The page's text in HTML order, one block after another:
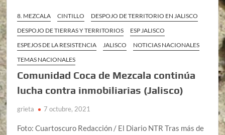
8. MEZCALA CINTILLO
DESPOJO DE TERRITORIO EN JALISCO
DESPOJO DE TIERRAS Y TERRITORIOS
ESP JALISCO
ESPEJOS DE LA RESISTENCIA
JALISCO
NOTICIAS NACIONALES
TEMAS NACIONALES
Comunidad Coca de Mezcala continúa
lucha contra inmobiliarias (Jalisco)
grieta 7 octubre, 2021
Foto: Cuartoscuro Redacción / El Diario NTR Tras más de